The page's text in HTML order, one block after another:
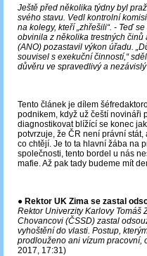
Ještě před několika týdny byl
svého stavu. Vedl kontrolní
na kolegy, kteří „zhřešili“. - Teď
obvinila z několika trestných
(ANO) pozastavil výkon úřadu.
souvisel s exekuční činností,“
důvěru ve spravedlivý a
Tento článek je dílem
podnikem, když už čeští novináři
diagnostikovat blížící se konec
potvrzuje, že ČR není právní
co chtějí. Je to ta hlavní žába na
společnosti, tento bordel u nás
mafie. Až pak tady budeme mít
● Rektor UK Zima se zastal
Rektor Univerzity Karlovy Tomáš
Chovancovi (ČSSD) zastal
vyhoštění do vlasti. Postup,
prodlouženo ani vízum pracovní,
2017, 17:31)